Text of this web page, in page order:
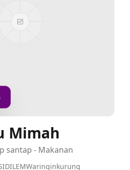
Mimah
santap - Makanan